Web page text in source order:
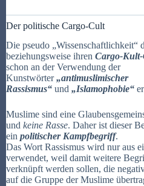
Der politische Cargo-Cult
Die pseudo „Wissenschaftlichkeit“
beziehungsweise ihren Cargo-
schon an der Verwendung der
Kunstwörter„antimuslimischer
Rassismus“ und „Islamophobie“
Muslime sind eine
und keine Rasse. Daher ist dieser
ein politischer Kampfbegriff.
Das Wort Rassismus wird nur aus
verwendet, weil damit weitere
verknüpft werden sollen, die
auf die Gruppe der Muslime